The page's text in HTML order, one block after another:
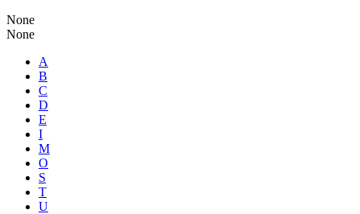
None
None
A
B
C
D
E
I
M
O
S
T
U